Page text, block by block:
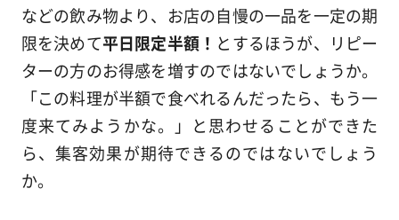
などの飲み物より、お店の自慢の一品を一定の期
限を決めて平日限定半額！ とするほうが、リピー
ターの方のお得感を増すのではないでしょうか。
「この料理が半額で食べれるんだったら、もう一
度来てみようかな。」と思わせることができた
ら、集客効果が期待できるのではないでしょう
か。